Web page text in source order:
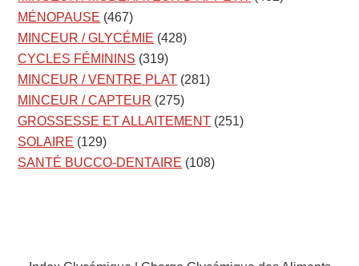
MÉNOPAUSE (467)
MINCEUR / GLYCÉMIE (428)
CYCLES FÉMININS (319)
MINCEUR / VENTRE PLAT (281)
MINCEUR / CAPTEUR (275)
GROSSESSE ET ALLAITEMENT (251)
SOLAIRE (129)
SANTÉ BUCCO-DENTAIRE (108)